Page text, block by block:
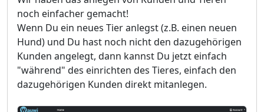
noch einfacher gemacht!
Wenn Du ein neues Tier anlegst (z.B. einen neuen
Hund) und Du hast noch nicht den dazugehörigen
Kunden angelegt, dann kannst Du jetzt einfach
"während" des einrichten des Tieres, einfach den
dazugehörigen Kunden direkt mitanlegen.